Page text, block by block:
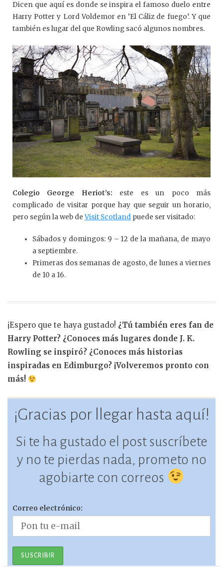
Dicen que aquí es donde se inspira el famoso duelo entre
Harry Potter y Lord Voldemor en ‘El Cáliz de fuego’. Y que
también es lugar del que Rowling sacó algunos nombres.
Colegio George Heriot’s: este es un poco más
complicado de visitar porque hay que seguir un horario,
pero según la web deVisit Scotland puede ser visitado:
Sábados y domingos: 9 – 12 de la mañana, de mayo
a septiembre.
Primeras dos semanas de agosto, de lunes a viernes
de 10 a 16.
¡Espero que te haya gustado! ¿Tú también eres fan de
Harry Potter? ¿Conoces más lugares donde J. K.
Rowling se inspiró? ¿Conoces más historias
inspiradas en Edimburgo? ¡Volveremos pronto con
más!
¡Gracias por llegar hasta aquí!
Si te ha gustado el post suscríbete
y no te pierdas nada, prometo no
agobiarte con correos
Correo electrónico: